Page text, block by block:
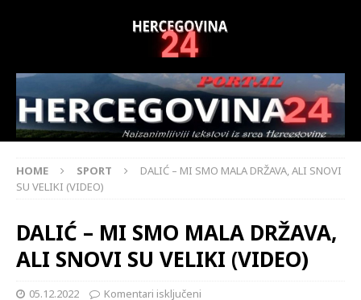
HOME SPORT
DALIĆ – MI SMO MALA DRŽAVA, ALI SNOVI
SU VELIKI (VIDEO)
DALIĆ – MI SMO MALA DRŽAVA,
ALI SNOVI SU VELIKI (VIDEO)
05.12.2022 Komentari isključeni